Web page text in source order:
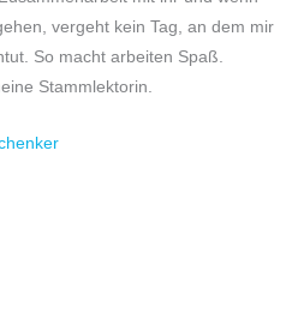
vergeht kein Tag, an dem mir
So macht arbeiten Spaß.
Stammlektorin.